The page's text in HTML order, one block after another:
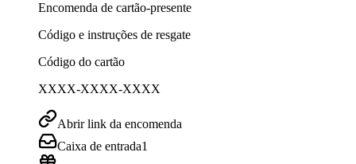
Encomenda de cartão-presente
Código e instruções de resgate
Código do cartão
XXXX-XXXX-XXXX
Abrir link da encomenda
Caixa de entrada1